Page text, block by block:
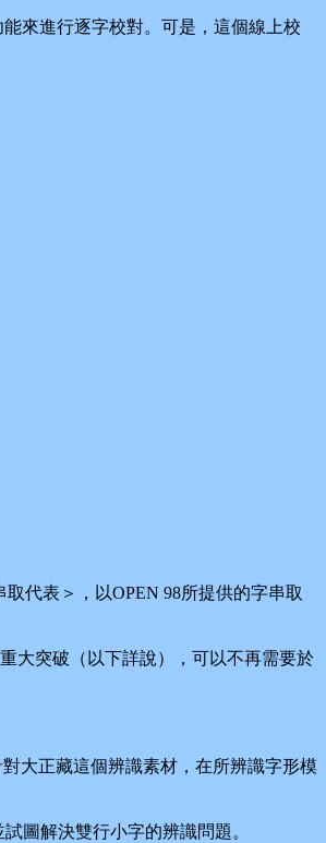
來進行逐字校對。可是，這個線上校
代表＞，以OPEN 98所提供的字串取
大突破（以下詳說），可以不再需要於
大正藏這個辨識素材，在所辨識字形模
圖解決雙行小字的辨識問題。